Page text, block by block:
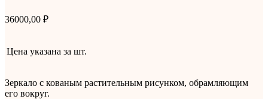
36000,00 ₽
Цена указана за шт.
Зеркало с кованым растительным рисунком, обрамляющим
его вокруг.